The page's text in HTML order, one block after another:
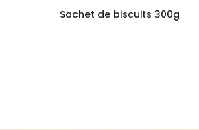
Sachet de biscuits 300g